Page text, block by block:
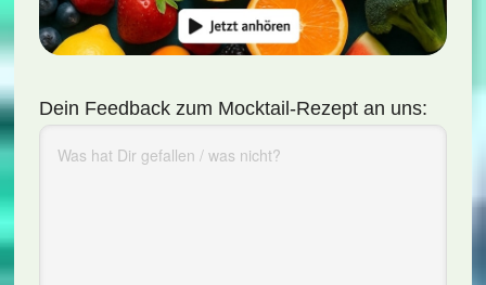
Dein Feedback zum Mocktail-Rezept an uns: